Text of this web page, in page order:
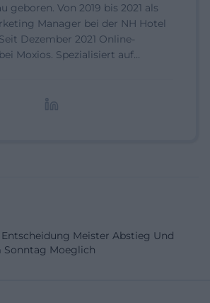
geboren. Von 2019 bis 2021 als
Manager bei der NH Hotel
Dezember 2021 Online-
Moxios. Spezialisiert auf
Meister Abstieg Und
Sonntag Moeglich